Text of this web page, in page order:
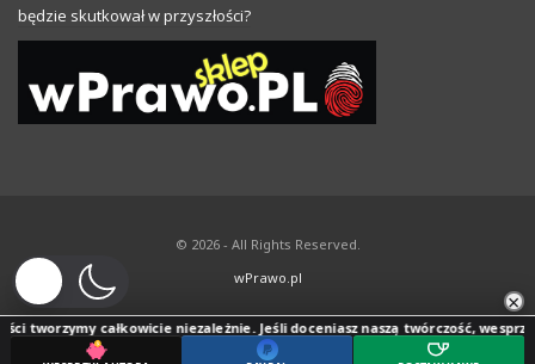
będzie skutkował w przyszłości?
© 2026 - All Rights Reserved.
wPrawo.pl
×
tworzymy całkowicie niezależnie. Jeśli doceniasz naszą twórczość, wesprzyj